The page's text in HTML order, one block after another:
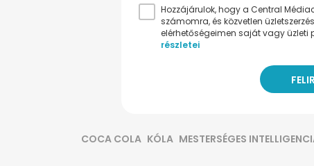
Hozzájárulok, hogy a Central
számomra, és közvetlen
elérhetőségeimen saját vagy üzleti
részletei
COCA COLA KÓLA MESTERSÉGES